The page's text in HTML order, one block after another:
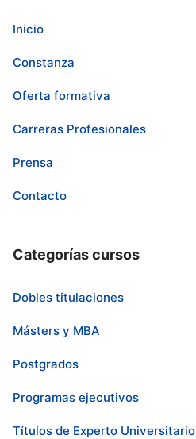
Inicio
Constanza
Oferta formativa
Carreras Profesionales
Prensa
Contacto
Categorías cursos
Dobles titulaciones
Másters y MBA
Postgrados
Programas ejecutivos
Títulos de Experto Universitario